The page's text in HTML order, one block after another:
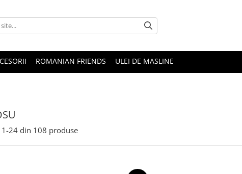
ROMANIAN FRIENDS ULEI DE MASLINE
1-24 din 108 produse